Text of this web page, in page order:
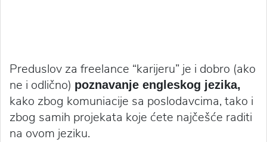
Preduslov za freelance “karijeru” je i dobro (ako
ne i odlično) poznavanje engleskog jezika,
kako zbog komuniacije sa poslodavcima, tako i
zbog samih projekata koje ćete najčešće raditi
na ovom jeziku.